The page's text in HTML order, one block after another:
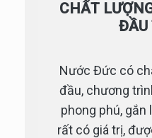
CHẤT
ĐẦU
Nước Đức có
đầu, chương
phong phú, gắn
rất có giá trị,